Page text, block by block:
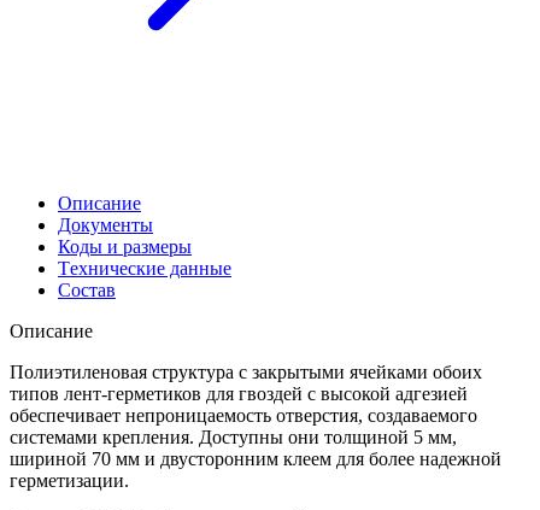
Описание
Документы
Коды и размеры
Tехнические данные
Cостав
Описание
Полиэтиленовая структура с закрытыми ячейками обоих
типов лент-герметиков для гвоздей с высокой адгезией
обеспечивает непроницаемость отверстия, создаваемого
системами крепления. Доступны они толщиной 5 мм,
шириной 70 мм и двусторонним клеем для более надежной
герметизации.